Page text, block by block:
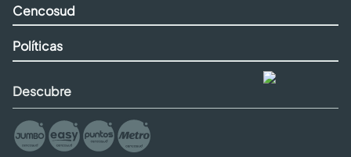
Cencosud
Políticas
Descubre